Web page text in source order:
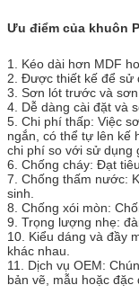
Ưu điểm của khuôn
1. Kéo dài hơn MDF
2. Được thiết kế để sử
3. Sơn lót trước và sơn
4. Dễ dàng cài đặt và
5. Chi phí thấp: Việc
ngắn, có thể tự lên kế
chi phí so với sử dụng
6. Chống cháy: Đạt
7. Chống thấm nước:
sinh.
8. Chống xói mòn:
9. Trọng lượng nhẹ:
10. Kiểu dáng và đầy
khác nhau.
11. Dịch vụ OEM:
bản vẽ, mẫu hoặc đặc